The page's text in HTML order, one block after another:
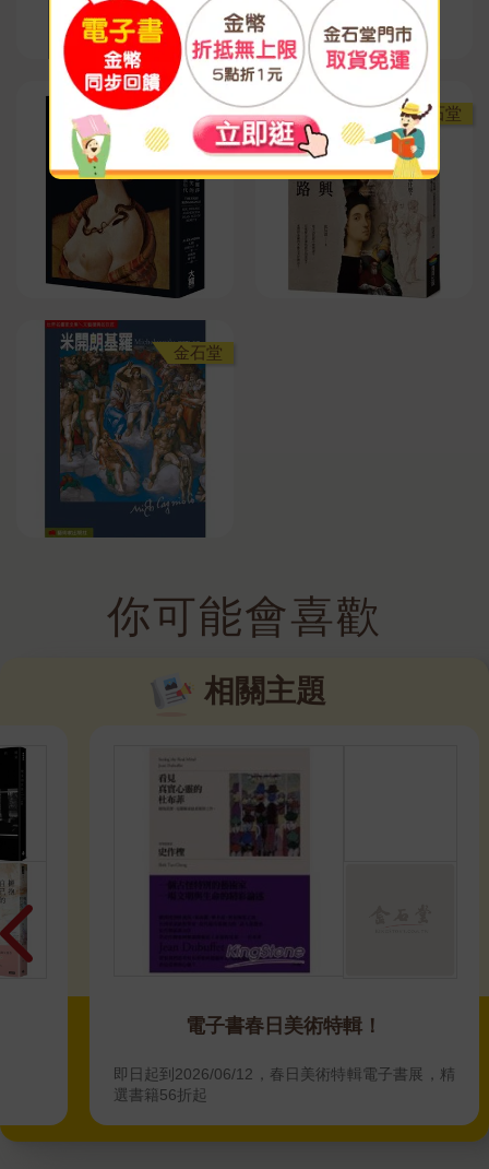
Readmoo 金石堂
金石堂
你可能會喜歡
相關主題
電子書春日美術特輯！
即日起到2026/06/12，春日美術特輯電子書展，精
選書籍56折起